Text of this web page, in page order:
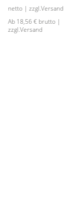
netto | zzgl.Versand
Ab 18,56 € brutto |
zzgl.Versand